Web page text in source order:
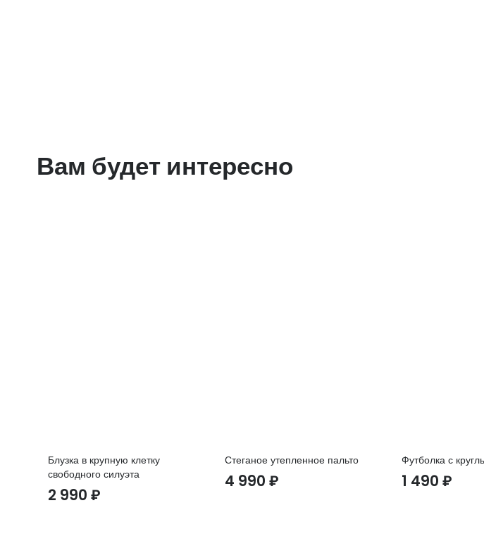
Вам будет интересно
Блузка в крупную клетку
свободного силуэта
2 990 ₽
Стеганое утепленное пальто
4 990₽
Футболка с
1 490₽